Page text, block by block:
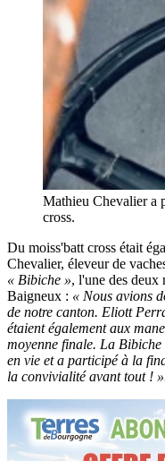
Mathieu Chevalier a
cross.
Du moiss'batt cross était
Chevalier, éleveur de
« Bibiche », l'une des deux
Baigneux : « Nous avions
de notre canton. Eliott
étaient également aux
moyenne finale. La
en vie et a participé à la
la convivialité avant tout !